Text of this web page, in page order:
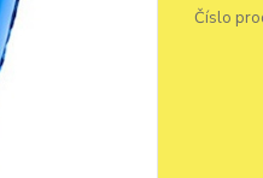
Číslo